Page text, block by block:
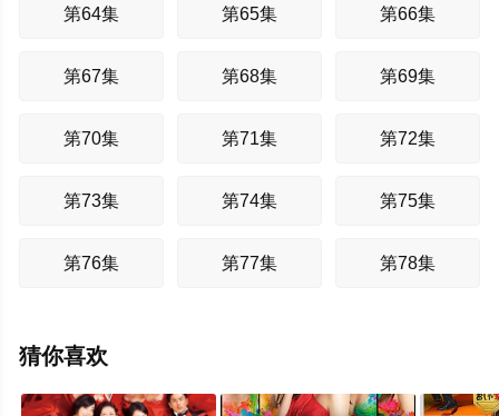
第64集 第65集 第66集
第67集 第68集 第69集
第70集 第71集 第72集
第73集 第74集 第75集
第76集 第77集 第78集
猜你喜欢